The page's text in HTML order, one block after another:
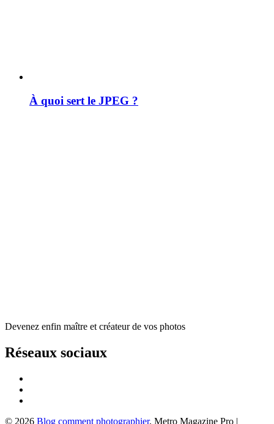
À quoi sert le JPEG ?
Devenez enfin maître et créateur de vos photos
Réseaux sociaux
© 2026 Blog comment photographier. Metro Magazine Pro |